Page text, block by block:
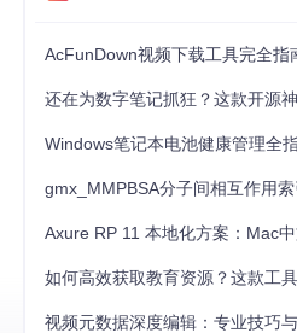
AcFunDown视频下载工具完全指
视频元数据深度编辑：专业技巧